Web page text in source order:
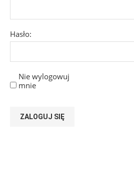
Hasło:
Nie wylogowuj
mnie
ZALOGUJ SIĘ